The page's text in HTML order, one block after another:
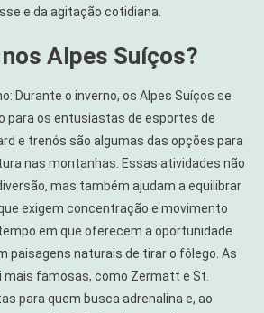
e da agitação cotidiana.
Alpes Suíços?
Durante o inverno, os Alpes Suíços se
para os entusiastas de esportes de
e trenós são algumas das opções para
nas montanhas. Essas atividades não
mas também ajudam a equilibrar
exigem concentração e movimento
em que oferecem a oportunidade
paisagens naturais de tirar o fôlego. As
mais famosas, como Zermatt e St.
para quem busca adrenalina e, ao